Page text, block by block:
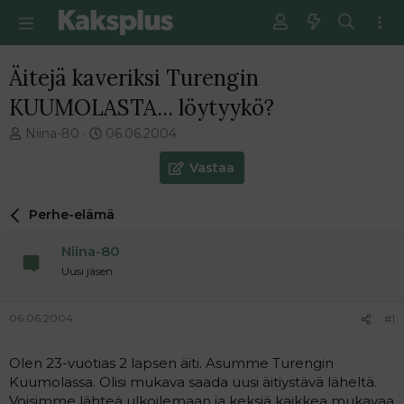
Äitejä kaveriksi Turengin
KUUMOLASTA... löytyykö?
V
e
t
n
o
i
Niina-80
E
m
i
n
s
t
06.06.2004
Vastaa
Perhe-elämä
Niina-80
Uusi jäsen
06.06.2004 #1
Olen 23-vuotias 2 lapsen äiti. Asumme Turengin
Kuumolassa. Olisi mukava saada uusi äitiystävä läheltä.
Voisimme lähteä ulkoilemaan ja keksiä kaikkea mukavaa